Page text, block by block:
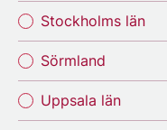
Stockholms län
Sörmland
Uppsala län